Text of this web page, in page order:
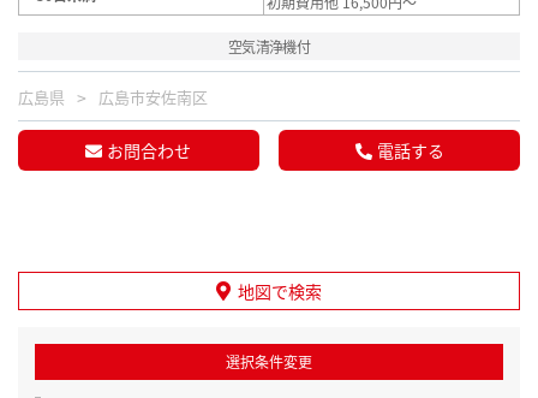
空気清浄機付
広島県 広島市安佐南区
お問合わせ 電話する
地図で検索
選択条件変更